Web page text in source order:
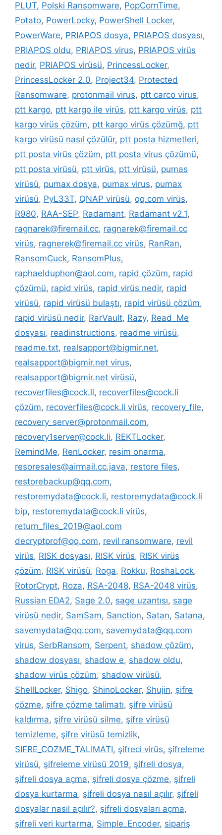
PLUT, Polski Ransomware, PopCornTime,
Potato, PowerLocky, PowerShell Locker,
PowerWare, PRIAPOS dosya, PRIAPOS dosyası,
PRIAPOS oldu, PRIAPOS virus, PRIAPOS virüs
nedir, PRIAPOS virüsü, PrincessLocker,
PrincessLocker 2.0, Project34, Protected
Ransomware, protonmail virus, ptt carco virus,
ptt kargo, ptt kargo ile virüs, ptt kargo virüs, ptt
kargo virüs çözüm, ptt kargo virüs çözümğ, ptt
kargo virüsü nasıl çözülür, ptt posta hizmetleri,
ptt posta virüs çözüm, ptt posta virus çözümü,
ptt posta virüsü, ptt virüs, ptt virüsü, pumas
virüsü, pumax dosya, pumax virus, pumax
virüsü, PyL33T, QNAP virüsü, qq.com virüs,
R980, RAA-SEP, Radamant, Radamant v2.1,
ragnarek@firemail.cc, ragnarek@firemail.cc
virüs, ragnerek@firemail.cc virüs, RanRan,
RansomCuck, RansomPlus,
raphaelduphon@aol.com, rapid çözüm, rapid
çözümü, rapid virüs, rapid virüs nedir, rapid
virüsü, rapid virüsü bulaştı, rapid virüsü çözüm,
rapid virüsü nedir, RarVault, Razy, Read_Me
dosyası, readinstructions, readme virüsü,
readme.txt, realsapport@bigmir.net,
realsapport@bigmir.net virus,
realsapport@bigmir.net virüsü,
recoverfiles@cock.li, recoverfiles@cock.li
çözüm, recoverfiles@cock.li virüs, recovery_file,
recovery_server@protonmail.com,
recovery1server@cock.li, REKTLocker,
RemindMe, RenLocker, resim onarma,
resoresales@airmail.cc.java, restore files,
restorebackup@qq.com,
restoremydata@cock.li, restoremydata@cock.li
bip, restoremydata@cock.li virüs,
return_files_2019@aol.com
decryptprof@qq.com, revil ransomware, revil
virüs, RISK dosyası, RISK virüs, RISK virüs
çözüm, RISK virüsü, Roga, Rokku, RoshaLock,
RotorCrypt, Roza, RSA-2048, RSA-2048 virüs,
Russian EDA2, Sage 2.0, sage uzantısı, sage
virüsü nedir, SamSam, Sanction, Satan, Satana,
savemydata@qq.com, savemydata@qq.com
virus, SerbRansom, Serpent, shadow çözüm,
shadow dosyası, shadow e, shadow oldu,
shadow virüs çözüm, shadow virüsü,
ShellLocker, Shigo, ShinoLocker, Shujin, şifre
çözme, şifre çözme talimatı, şifre virüsü
kaldırma, şifre virüsü silme, şifre virüsü
temizleme, şifre virüsü temizlik,
SIFRE_COZME_TALIMATI, şifreci virüs, şifreleme
virüsü, şifreleme virüsü 2019, şifreli dosya,
şifreli dosya açma, şifreli dosya çözme, şifreli
dosya kurtarma, şifreli dosya nasıl açılır, şifreli
dosyalar nasıl açılır?, şifreli dosyaları açma,
şifreli veri kurtarma, Simple_Encoder, sipariş